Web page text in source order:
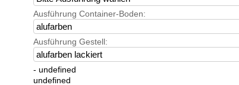
Ausführung Container-Boden:
Ausführung Gestell:
- undefined
undefined